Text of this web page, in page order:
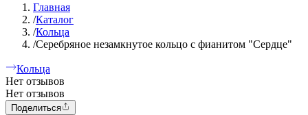
Главная
/Каталог
/Кольца
/Серебряное незамкнутое кольцо с фианитом "Сердце"
Кольца
Нет отзывов
Нет отзывов
Поделиться